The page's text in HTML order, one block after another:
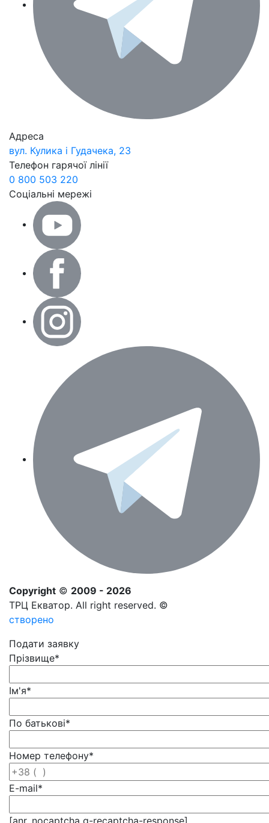
Адреса
вул. Кулика і Гудачека, 23
Телефон гарячої лінії
0 800 503 220
Соціальні мережі
Copyright © 2009 - 2026
ТРЦ Екватор. All right reserved. ©
створено
Подати заявку
Прізвище*
Ім'я*
По батькові*
Номер телефону*
E-mail*
[anr_nocaptcha g-recaptcha-response]